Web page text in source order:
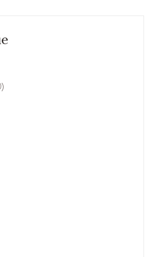
20